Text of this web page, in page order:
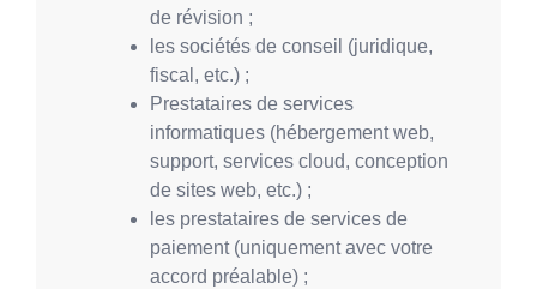
de révision ;
les sociétés de conseil (juridique,
fiscal, etc.) ;
Prestataires de services
informatiques (hébergement web,
support, services cloud, conception
de sites web, etc.) ;
les prestataires de services de
paiement (uniquement avec votre
accord préalable) ;